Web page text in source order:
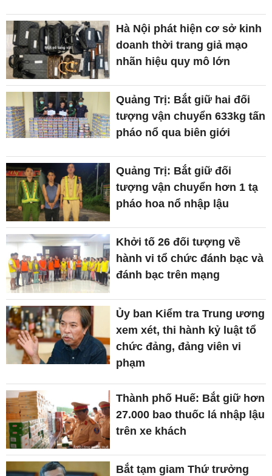
Hà Nội phát hiện cơ sở kinh
doanh thời trang giả mạo
nhãn hiệu quy mô lớn
Quảng Trị: Bắt giữ hai đối
tượng vận chuyển 633kg tấn
pháo nổ qua biên giới
Quảng Trị: Bắt giữ đối
tượng vận chuyển hơn 1 tạ
pháo hoa nổ nhập lậu
Khởi tố 26 đối tượng về
hành vi tổ chức đánh bạc và
đánh bạc trên mạng
Ủy ban Kiểm tra Trung ương
xem xét, thi hành kỷ luật tổ
chức đảng, đảng viên vi
phạm
Thành phố Huế: Bắt giữ hơn
27.000 bao thuốc lá nhập lậu
trên xe khách
Bắt tạm giam Thứ trưởng